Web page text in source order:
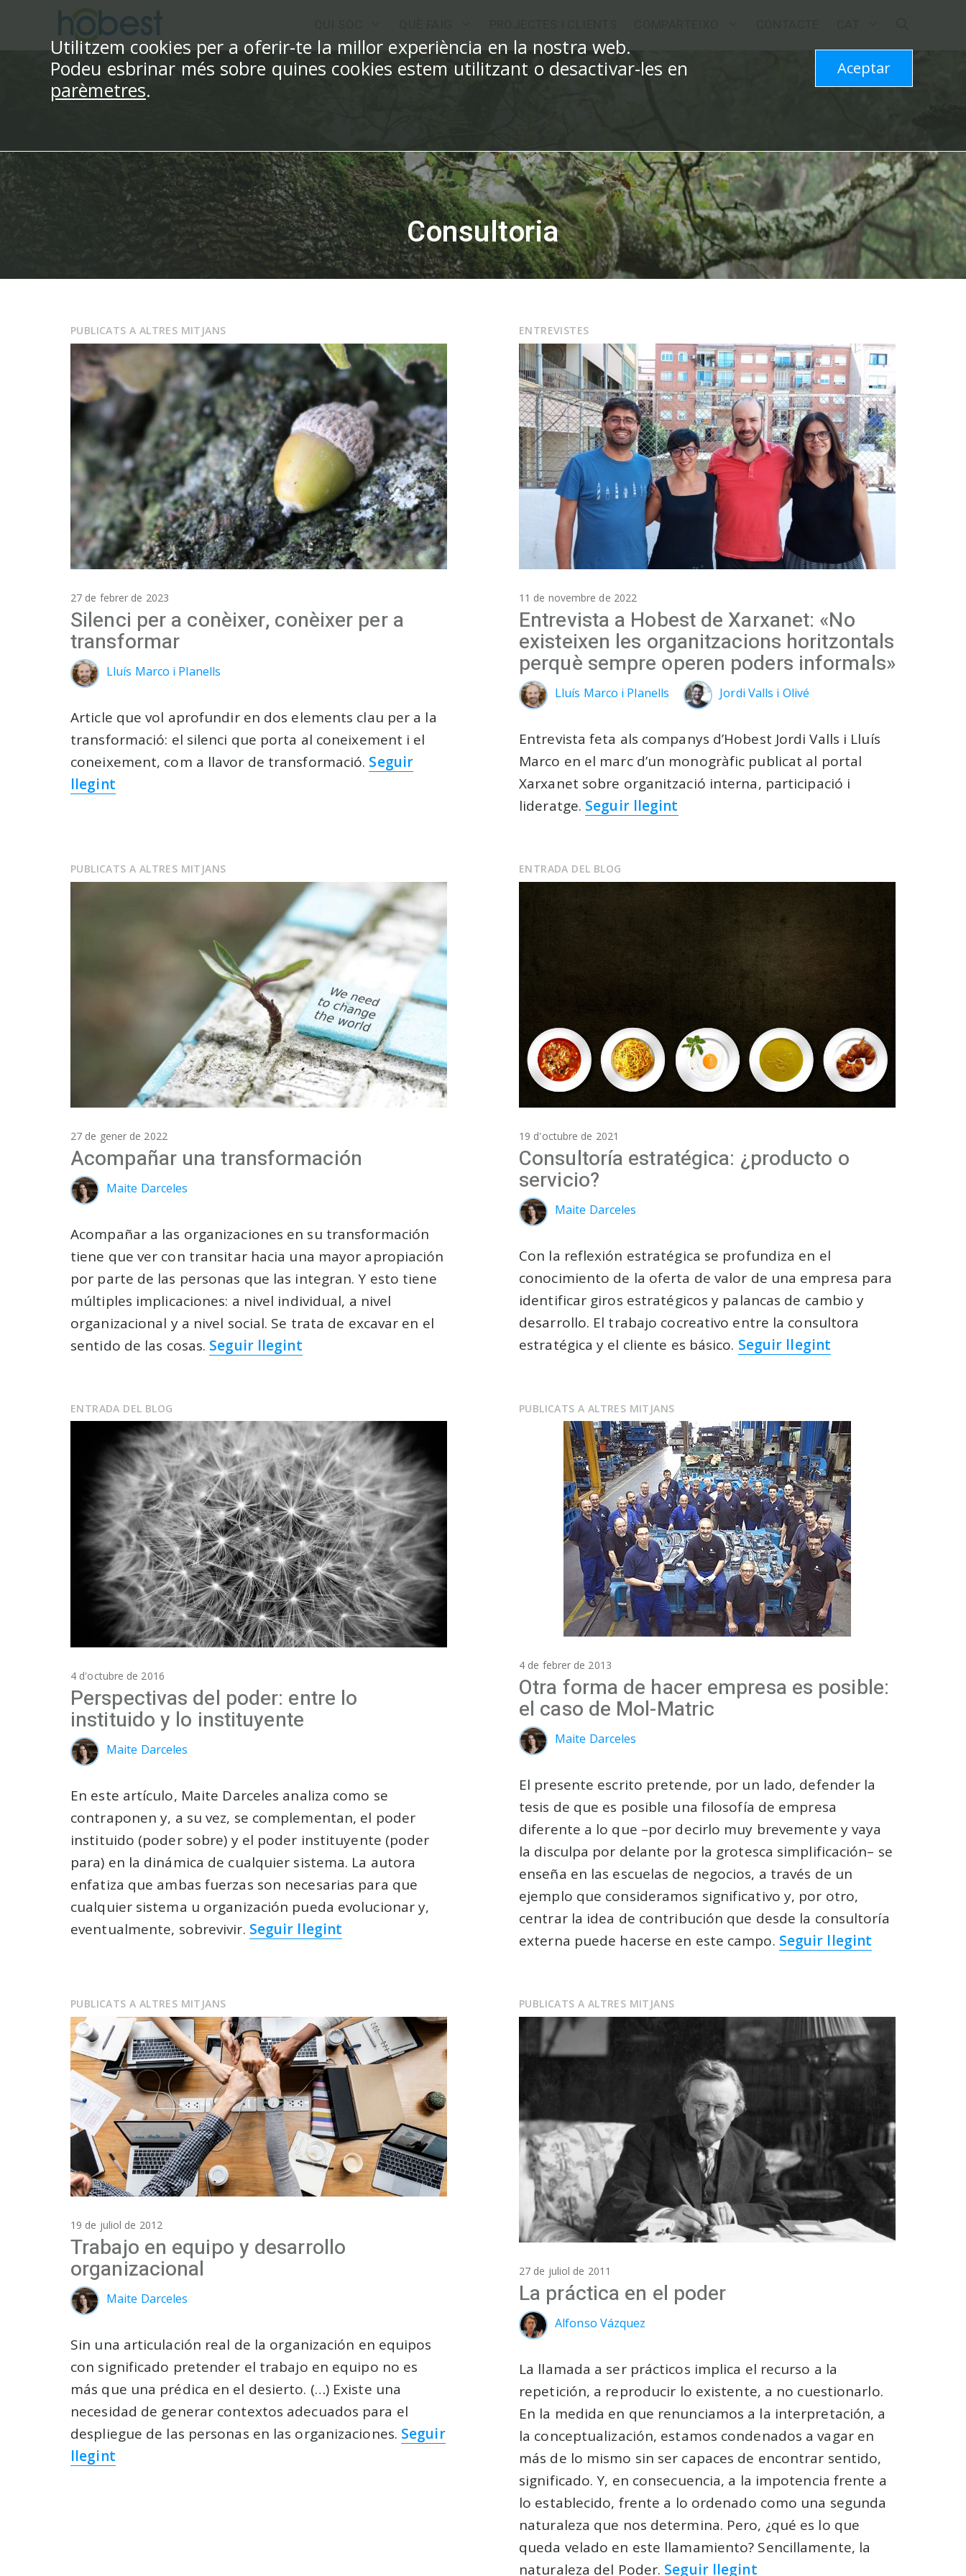
contingut
Consultoria
PUBLICATS A ALTRES MITJANS
27 de febrer de 2023
Silenci per a conèixer, conèixer per a
transformar
Lluís Marco i Planells
Article que vol aprofundir en dos elements clau per a la
transformació: el silenci que porta al coneixement i el
coneixement, com a llavor de transformació. Seguir
llegint
ENTREVISTES
11 de novembre de 2022
Entrevista a Hobest de Xarxanet: «No
existeixen les organitzacions horitzontals
perquè sempre operen poders informals»
Lluís Marco i Planells Jordi Valls i Olivé
Entrevista feta als companys d’Hobest Jordi Valls i Lluís
Marco en el marc d’un monogràfic publicat al portal
Xarxanet sobre organització interna, participació i
lideratge. Seguir llegint
PUBLICATS A ALTRES MITJANS
27 de gener de 2022
Acompañar una transformación
Maite Darceles
Acompañar a las organizaciones en su transformación
tiene que ver con transitar hacia una mayor apropiación
por parte de las personas que las integran. Y esto tiene
múltiples implicaciones: a nivel individual, a nivel
organizacional y a nivel social. Se trata de excavar en el
sentido de las cosas. Seguir llegint
ENTRADA DEL BLOG
19 d'octubre de 2021
Consultoría estratégica: ¿producto o
servicio?
Maite Darceles
Con la reflexión estratégica se profundiza en el
conocimiento de la oferta de valor de una empresa para
identificar giros estratégicos y palancas de cambio y
desarrollo. El trabajo cocreativo entre la consultora
estratégica y el cliente es básico. Seguir llegint
ENTRADA DEL BLOG
4 d'octubre de 2016
Perspectivas del poder: entre lo
instituido y lo instituyente
Maite Darceles
En este artículo, Maite Darceles analiza como se
contraponen y, a su vez, se complementan, el poder
instituido (poder sobre) y el poder instituyente (poder
para) en la dinámica de cualquier sistema. La autora
enfatiza que ambas fuerzas son necesarias para que
cualquier sistema u organización pueda evolucionar y,
eventualmente, sobrevivir. Seguir llegint
PUBLICATS A ALTRES MITJANS
4 de febrer de 2013
Otra forma de hacer empresa es posible:
el caso de Mol-Matric
Maite Darceles
El presente escrito pretende, por un lado, defender la
tesis de que es posible una filosofía de empresa
diferente a lo que –por decirlo muy brevemente y vaya
la disculpa por delante por la grotesca simplificación– se
enseña en las escuelas de negocios, a través de un
ejemplo que consideramos significativo y, por otro,
centrar la idea de contribución que desde la consultoría
externa puede hacerse en este campo. Seguir llegint
PUBLICATS A ALTRES MITJANS
19 de juliol de 2012
Trabajo en equipo y desarrollo
organizacional
Maite Darceles
Sin una articulación real de la organización en equipos
con significado pretender el trabajo en equipo no es
más que una prédica en el desierto. (…) Existe una
necesidad de generar contextos adecuados para el
despliegue de las personas en las organizaciones. Seguir
llegint
PUBLICATS A ALTRES MITJANS
27 de juliol de 2011
La práctica en el poder
Alfonso Vázquez
La llamada a ser prácticos implica el recurso a la
repetición, a reproducir lo existente, a no cuestionarlo.
En la medida en que renunciamos a la interpretación, a
la conceptualización, estamos condenados a vagar en
más de lo mismo sin ser capaces de encontrar sentido,
significado. Y, en consecuencia, a la impotencia frente a
lo establecido, frente a lo ordenado como una segunda
naturaleza que nos determina. Pero, ¿qué es lo que
queda velado en este llamamiento? Sencillamente, la
naturaleza del Poder. Seguir llegint
Utilitzem cookies per a oferir-te la millor experiència en la nostra web.
Podeu esbrinar més sobre quines cookies estem utilitzant o desactivar-les en
parèmetres.
Aceptar